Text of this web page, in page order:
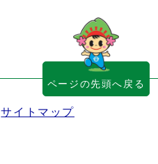
サイトマップ
ページの先頭へ戻る